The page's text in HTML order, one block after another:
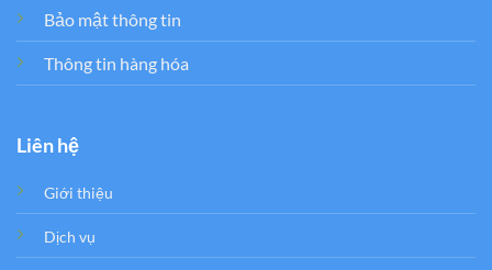
Bảo mật thông tin
Thông tin hàng hóa
Liên hệ
Giới thiệu
Dịch vụ